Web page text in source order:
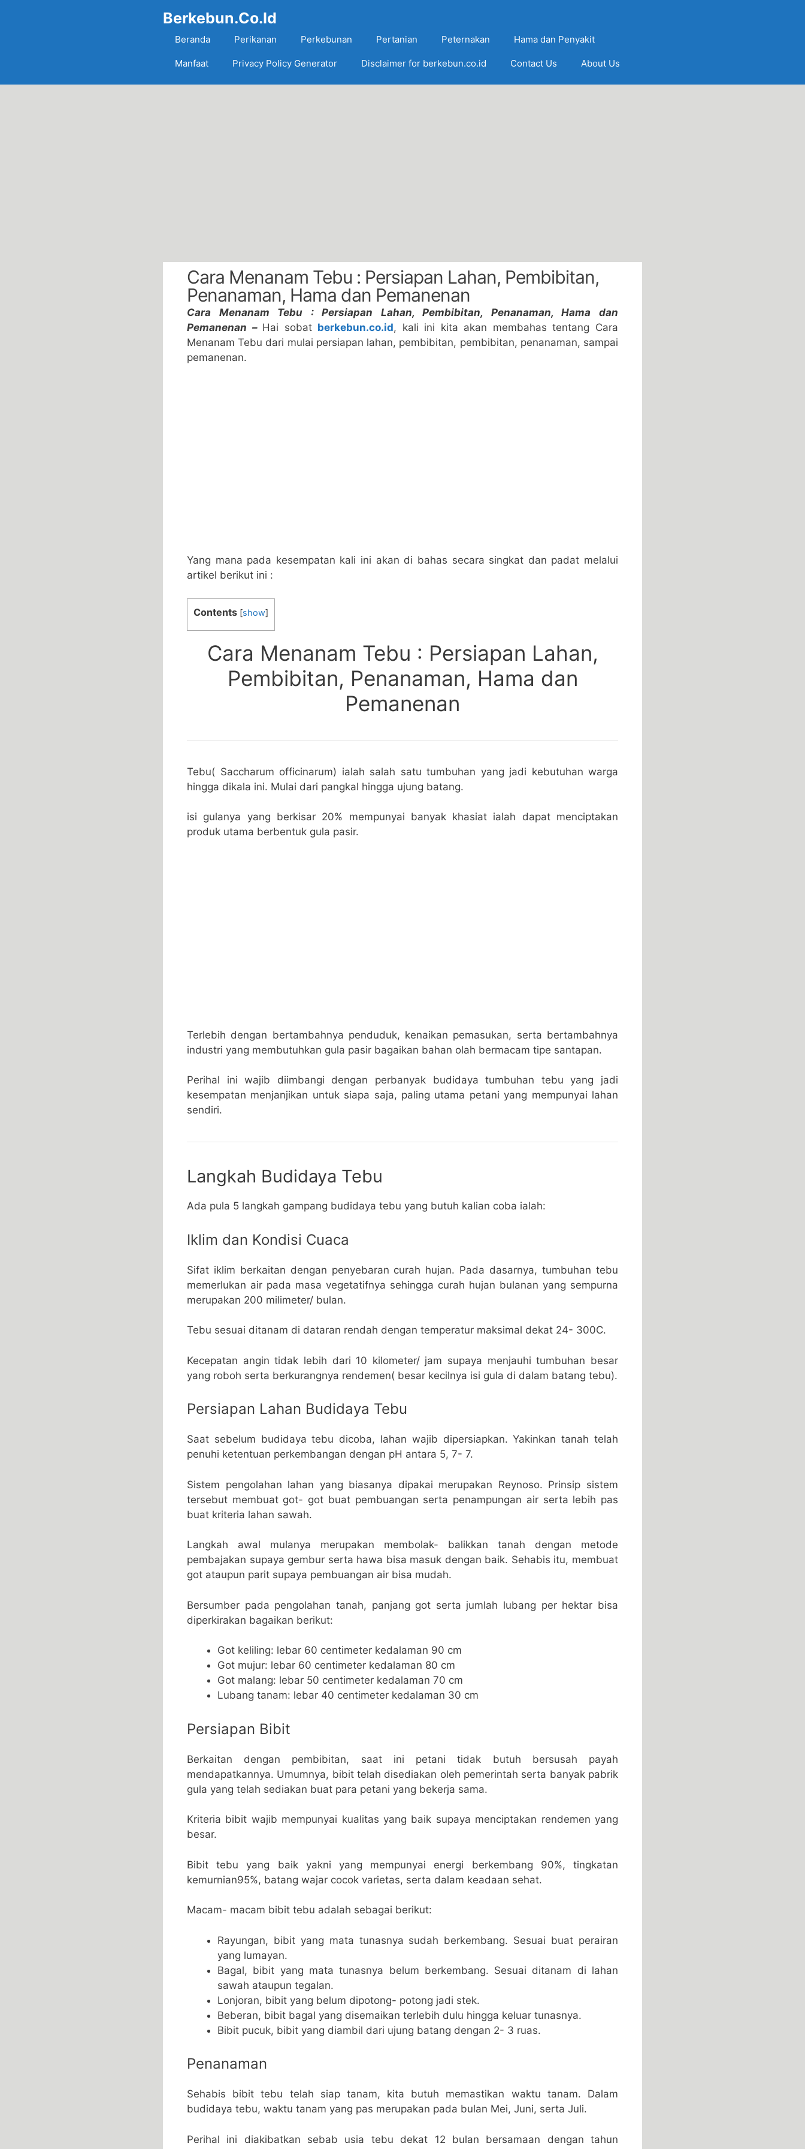
Berkebun.Co.Id
Beranda Perikanan Perkebunan Pertanian Peternakan Hama dan Penyakit
Manfaat Privacy Policy Generator Disclaimer for berkebun.co.id Contact Us About Us
Cara Menanam Tebu : Persiapan Lahan, Pembibitan,
Penanaman, Hama dan Pemanenan
Cara Menanam Tebu : Persiapan Lahan, Pembibitan, Penanaman, Hama dan
Pemanenan – Hai sobat berkebun.co.id, kali ini kita akan membahas tentang Cara
Menanam Tebu dari mulai persiapan lahan, pembibitan, pembibitan, penanaman, sampai
pemanenan.
Yang mana pada kesempatan kali ini akan di bahas secara singkat dan padat melalui
artikel berikut ini :
Contents [show]
Cara Menanam Tebu : Persiapan Lahan,
Pembibitan, Penanaman, Hama dan
Pemanenan
Tebu( Saccharum officinarum) ialah salah satu tumbuhan yang jadi kebutuhan warga
hingga dikala ini. Mulai dari pangkal hingga ujung batang.
isi gulanya yang berkisar 20% mempunyai banyak khasiat ialah dapat menciptakan
produk utama berbentuk gula pasir.
Terlebih dengan bertambahnya penduduk, kenaikan pemasukan, serta bertambahnya
industri yang membutuhkan gula pasir bagaikan bahan olah bermacam tipe santapan.
Perihal ini wajib diimbangi dengan perbanyak budidaya tumbuhan tebu yang jadi
kesempatan menjanjikan untuk siapa saja, paling utama petani yang mempunyai lahan
sendiri.
Langkah Budidaya Tebu
Ada pula 5 langkah gampang budidaya tebu yang butuh kalian coba ialah:
Iklim dan Kondisi Cuaca
Sifat iklim berkaitan dengan penyebaran curah hujan. Pada dasarnya, tumbuhan tebu
memerlukan air pada masa vegetatifnya sehingga curah hujan bulanan yang sempurna
merupakan 200 milimeter/ bulan.
Tebu sesuai ditanam di dataran rendah dengan temperatur maksimal dekat 24- 300C.
Kecepatan angin tidak lebih dari 10 kilometer/ jam supaya menjauhi tumbuhan besar
yang roboh serta berkurangnya rendemen( besar kecilnya isi gula di dalam batang tebu).
Persiapan Lahan Budidaya Tebu
Saat sebelum budidaya tebu dicoba, lahan wajib dipersiapkan. Yakinkan tanah telah
penuhi ketentuan perkembangan dengan pH antara 5, 7- 7.
Sistem pengolahan lahan yang biasanya dipakai merupakan Reynoso. Prinsip sistem
tersebut membuat got- got buat pembuangan serta penampungan air serta lebih pas
buat kriteria lahan sawah.
Langkah awal mulanya merupakan membolak- balikkan tanah dengan metode
pembajakan supaya gembur serta hawa bisa masuk dengan baik. Sehabis itu, membuat
got ataupun parit supaya pembuangan air bisa mudah.
Bersumber pada pengolahan tanah, panjang got serta jumlah lubang per hektar bisa
diperkirakan bagaikan berikut:
Got keliling: lebar 60 centimeter kedalaman 90 cm
Got mujur: lebar 60 centimeter kedalaman 80 cm
Got malang: lebar 50 centimeter kedalaman 70 cm
Lubang tanam: lebar 40 centimeter kedalaman 30 cm
Persiapan Bibit
Berkaitan dengan pembibitan, saat ini petani tidak butuh bersusah payah
mendapatkannya. Umumnya, bibit telah disediakan oleh pemerintah serta banyak pabrik
gula yang telah sediakan buat para petani yang bekerja sama.
Kriteria bibit wajib mempunyai kualitas yang baik supaya menciptakan rendemen yang
besar.
Bibit tebu yang baik yakni yang mempunyai energi berkembang 90%, tingkatan
kemurnian95%, batang wajar cocok varietas, serta dalam keadaan sehat.
Macam- macam bibit tebu adalah sebagai berikut:
Rayungan, bibit yang mata tunasnya sudah berkembang. Sesuai buat perairan
yang lumayan.
Bagal, bibit yang mata tunasnya belum berkembang. Sesuai ditanam di lahan
sawah ataupun tegalan.
Lonjoran, bibit yang belum dipotong- potong jadi stek.
Beberan, bibit bagal yang disemaikan terlebih dulu hingga keluar tunasnya.
Bibit pucuk, bibit yang diambil dari ujung batang dengan 2- 3 ruas.
Penanaman
Sehabis bibit tebu telah siap tanam, kita butuh memastikan waktu tanam. Dalam
budidaya tebu, waktu tanam yang pas merupakan pada bulan Mei, Juni, serta Juli.
Perihal ini diakibatkan sebab usia tebu dekat 12 bulan bersamaan dengan tahun